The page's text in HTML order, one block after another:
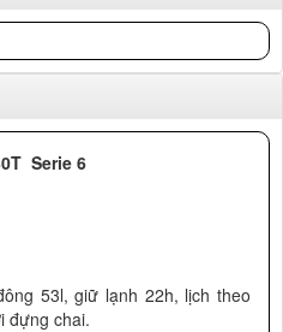
Serie 6
53l, giữ lạnh 22h, lịch theo
đựng chai.